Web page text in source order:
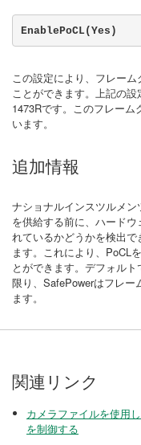
EnablePoCL(Yes)
この設定により、フレー
ことができます。上記の
1473Rです。このフレー
います。
追加情報
ナショナルインスツルメ
を供給する前に、ハード
れているかどうかを検出
ます。これにより、PoCL
とができます。デフォル
限り、SafePowerはフレ
ます。
関連リンク
カメラファイルを使用
を制御する